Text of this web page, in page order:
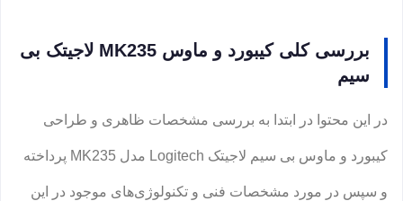
بررسی کلی کیبورد و ماوس MK235 لاجیتک بی
سیم
در این محتوا در ابتدا به بررسی مشخصات ظاهری و طراحی
کیبورد و ماوس بی سیم لاجیتک Logitech مدل MK235 پرداخته
و سپس در مورد مشخصات فنی و تکنولوژی‌های موجود در این